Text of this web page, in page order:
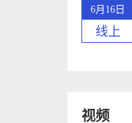
6月16日
线上
视频